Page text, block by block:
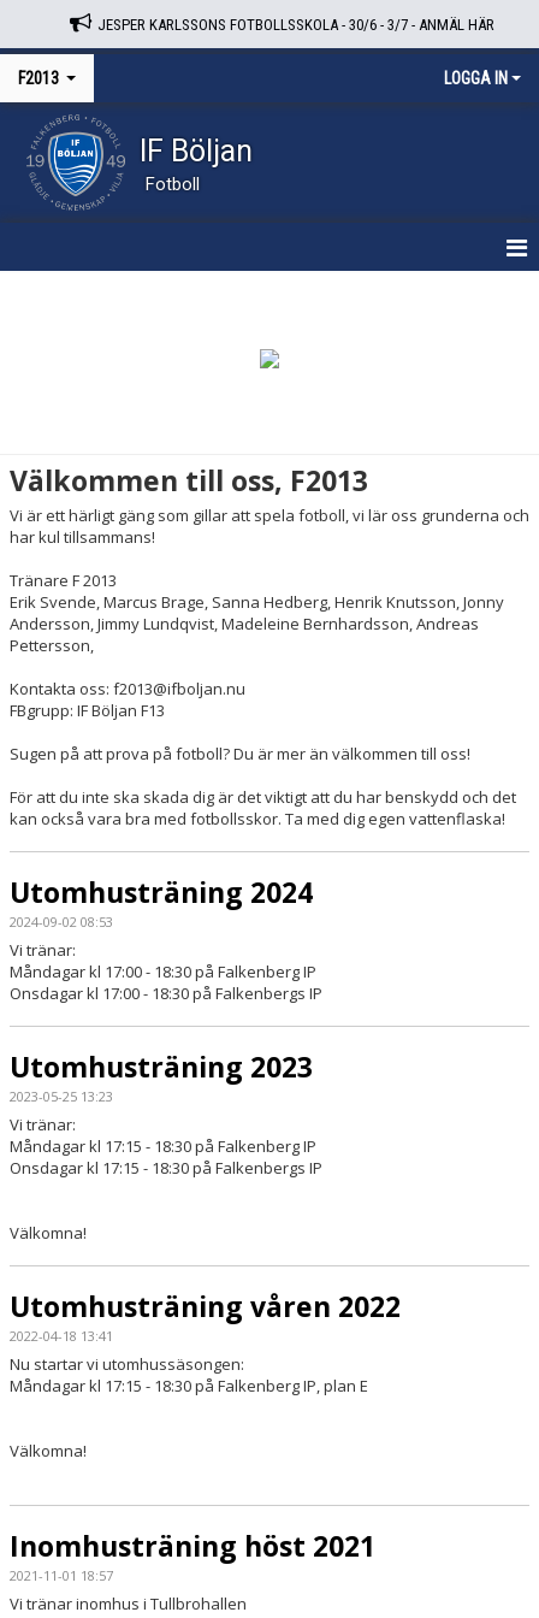
JESPER KARLSSONS FOTBOLLSSKOLA - 30/6 - 3/7 - ANMÄL HÄR
F2013 LOGGA IN
IF Böljan
Fotboll
Välkommen till oss, F2013
Vi är ett härligt gäng som gillar att spela fotboll, vi lär oss grunderna och
har kul tillsammans!
Tränare F 2013
Erik Svende, Marcus Brage, Sanna Hedberg, Henrik Knutsson, Jonny
Andersson, Jimmy Lundqvist, Madeleine Bernhardsson, Andreas
Pettersson,
Kontakta oss: f2013@ifboljan.nu
FBgrupp: IF Böljan F13
Sugen på att prova på fotboll? Du är mer än välkommen till oss!
För att du inte ska skada dig är det viktigt att du har benskydd och det
kan också vara bra med fotbollsskor. Ta med dig egen vattenflaska!
Utomhusträning 2024
2024-09-02 08:53
Vi tränar:
Måndagar kl 17:00 - 18:30 på Falkenberg IP
Onsdagar kl 17:00 - 18:30 på Falkenbergs IP
Utomhusträning 2023
2023-05-25 13:23
Vi tränar:
Måndagar kl 17:15 - 18:30 på Falkenberg IP
Onsdagar kl 17:15 - 18:30 på Falkenbergs IP
Välkomna!
Utomhusträning våren 2022
2022-04-18 13:41
Nu startar vi utomhussäsongen:
Måndagar kl 17:15 - 18:30 på Falkenberg IP, plan E
Välkomna!
Inomhusträning höst 2021
2021-11-01 18:57
Vi tränar inomhus i Tullbrohallen